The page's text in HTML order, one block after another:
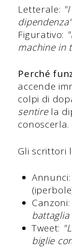
Letterale:
Figurativo:
machine in
Perché
accende
colpi di
sentirela
conoscerla.
Gli scrittori
Canzoni:
battaglia
Tweet:
biglie